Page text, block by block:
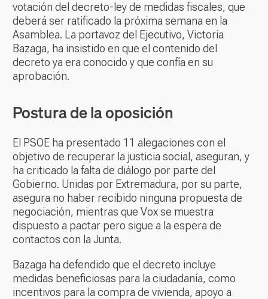
votación del decreto-ley de medidas fiscales, que
deberá ser ratificado la próxima semana en la
Asamblea. La portavoz del Ejecutivo, Victoria
Bazaga, ha insistido en que el contenido del
decreto ya era conocido y que confía en su
aprobación.
Postura de la oposición
El PSOE ha presentado 11 alegaciones con el
objetivo de recuperar la justicia social, aseguran, y
ha criticado la falta de diálogo por parte del
Gobierno. Unidas por Extremadura, por su parte,
asegura no haber recibido ninguna propuesta de
negociación, mientras que Vox se muestra
dispuesto a pactar pero sigue a la espera de
contactos con la Junta.
Bazaga ha defendido que el decreto incluye
medidas beneficiosas para la ciudadanía, como
incentivos para la compra de vivienda, apoyo a